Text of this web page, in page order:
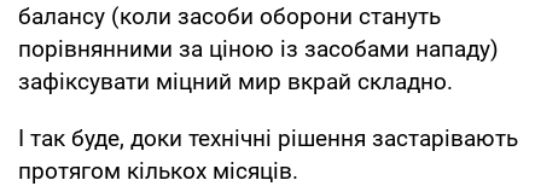
балансу (коли засоби оборони стануть
порівнянними за ціною із засобами нападу)
зафіксувати міцний мир вкрай складно.
І так буде, доки технічні рішення застарівають
протягом кількох місяців.